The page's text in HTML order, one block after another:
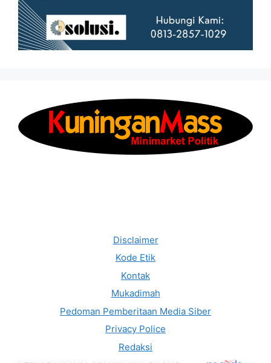
Disclaimer
Kode Etik
Kontak
Mukadimah
Pedoman Pemberitaan Media Siber
Privacy Police
Redaksi